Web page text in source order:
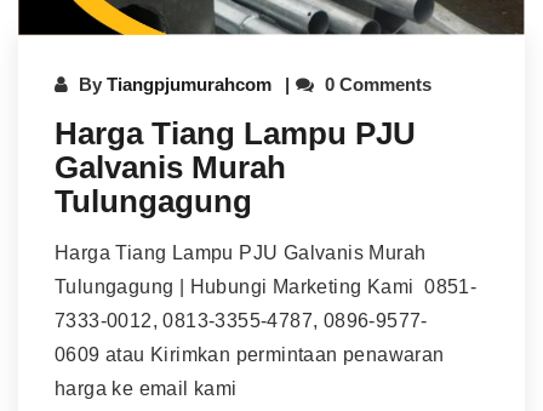
By Tiangpjumurahcom 0 Comments
Harga Tiang Lampu PJU
Galvanis Murah
Tulungagung
Harga Tiang Lampu PJU Galvanis Murah
Tulungagung | Hubungi Marketing Kami 0851-
7333-0012, 0813-3355-4787, 0896-9577-
0609 atau Kirimkan permintaan penawaran
harga ke email kami